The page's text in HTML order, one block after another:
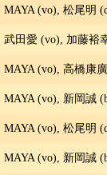
MAYA (vo), 松尾明
武田愛 (vo), 加藤裕
MAYA (vo), 高橋康
MAYA (vo), 新岡誠
MAYA (vo), 松尾明
MAYA (vo), 新岡誠